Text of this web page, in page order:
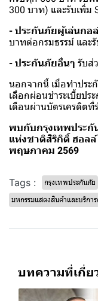
300 บาท) และรับเพิ่ม
- ประกันภัยผู้เล่นกอ
บาทต่อกรมธรรม์ และ
- ประกันภัยอื่นๆ รับส่
นอกจากนี้ เมื่อทำประ
เลือกผ่อนชำระเบี้ยปร
เดือนผ่านบัตรเครดิตที่
พบกับกรุงเทพประกั
แห่งชาติสิริกิติ์ ฮอลล์
พฤษภาคม 2569
Tags : กรุงเทพประกันภัย
มหกรรมแสดงสินค้าและบริกา
บทความที่เกี่ย